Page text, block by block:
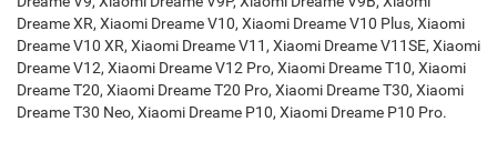
Dreame XR, Xiaomi Dreame V10, Xiaomi Dreame V10 Plus, Xiaomi
Dreame V10 XR, Xiaomi Dreame V11, Xiaomi Dreame V11SE, Xiaomi
Dreame V12, Xiaomi Dreame V12 Pro, Xiaomi Dreame T10, Xiaomi
Dreame T20, Xiaomi Dreame T20 Pro, Xiaomi Dreame T30, Xiaomi
Dreame T30 Neo, Xiaomi Dreame P10, Xiaomi Dreame P10 Pro.